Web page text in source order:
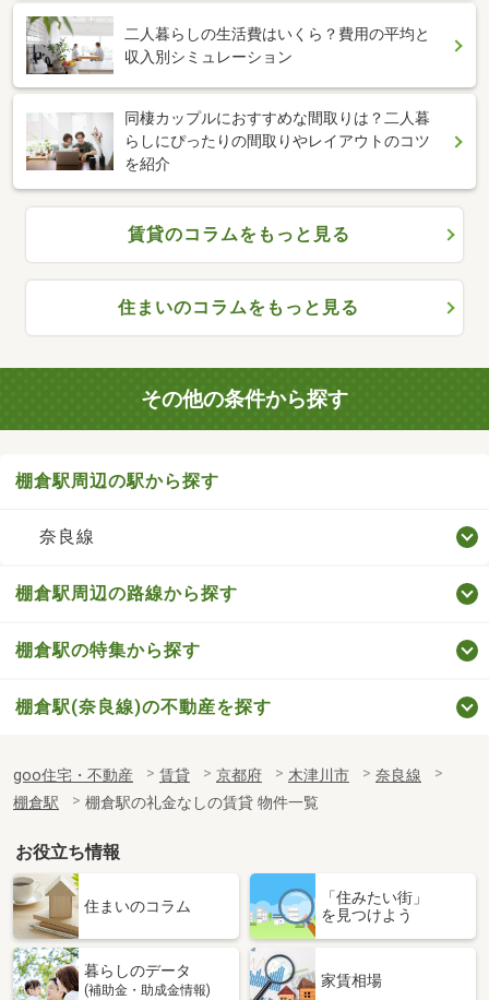
二人暮らしの生活費はいくら？費用の平均と
収入別シミュレーション
同棲カップルにおすすめな間取りは？二人暮
らしにぴったりの間取りやレイアウトのコツ
を紹介
賃貸のコラムをもっと見る
住まいのコラムをもっと見る
その他の条件から探す
棚倉駅周辺の駅から探す
奈良線
棚倉駅周辺の路線から探す
棚倉駅の特集から探す
棚倉駅(奈良線)の不動産を探す
goo住宅・不動産 賃貸 京都府 木津川市
奈良線
棚倉駅
棚倉駅の礼金なしの賃貸 物件一覧
お役立ち情報
住まいのコラム
「住みたい街」
を見つけよう
暮らしのデータ
(補助金・助成金情報)
家賃相場